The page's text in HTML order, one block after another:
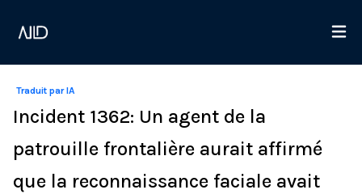
Traduit par IA
Incident 1362: Un agent de la
patrouille frontalière aurait affirmé
que la reconnaissance faciale avait